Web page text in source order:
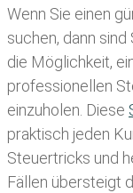
Wenn Sie einen
suchen, dann
die Möglichkeit,
professionellen
einzuholen. Diese
praktisch jeden
Steuertricks und
Fällen übersteigt